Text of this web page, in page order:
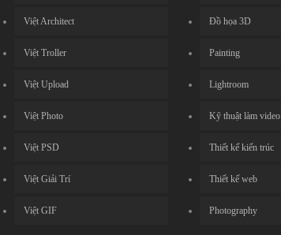
Việt Architect
Việt Troller
Việt Upload
Việt Photo
Việt PSD
Việt Giải Trí
Việt GIF
Đồ họa 3D
Painting
Lightroom
Kỹ thuật làm video
Thiết kế kiến trúc
Thiết kế web
Photography